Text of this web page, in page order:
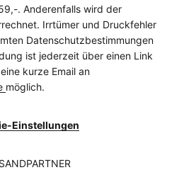
. Anderenfalls wird der
Irrtümer und Druckfehler
Datenschutzbestimmungen
ist jederzeit über einen Link
kurze Email an
möglich.
Einstellungen